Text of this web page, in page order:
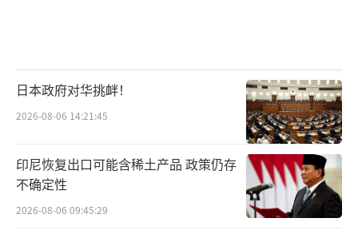
中俄这样具有全球影响的大国和邻国，无
论结盟还是对抗，都不符合两国和两国人民的
根本和长远利益。中俄关系坚持不结盟、不对
抗、不针对第三方，既不对世界上任何国家构
成威胁，更不受任何第三方的干扰和影响，不
仅是当代新型大国关系的典范，更是动荡变革
世界中的重要稳定力量。“三不”原则是国际
日本政府对华挑衅！
2026-08-06 14:21:45
印尼恢复出口可能含稀土产品 政策仍存
不确定性
2026-08-06 09:45:29